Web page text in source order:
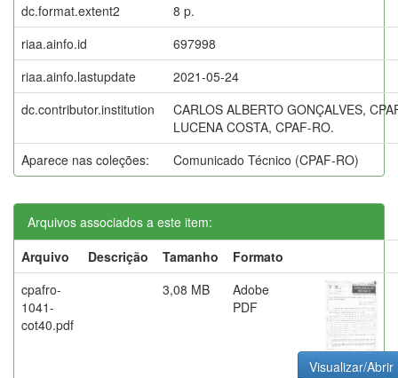
dc.format.extent2
8 p.
riaa.ainfo.id
697998
riaa.ainfo.lastupdate
2021-05-24
dc.contributor.institution
CARLOS ALBERTO GONÇALVES,
LUCENA COSTA, CPAF-RO.
Aparece nas coleções:
Comunicado Técnico (CPAF-RO)
Arquivos associados a este item:
Arquivo
Descrição Tamanho
Formato
cpafro-
1041-
cot40.pdf
3,08 MB
Adobe
PDF
Visualizar/Abrir